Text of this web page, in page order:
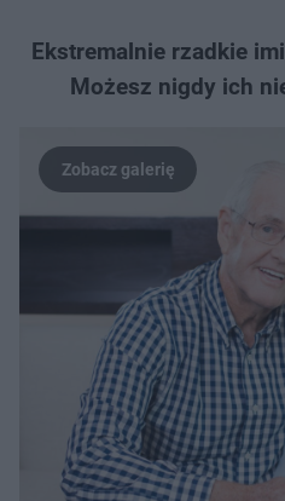
Ekstremalnie rzadkie
Możesz nigdy ich